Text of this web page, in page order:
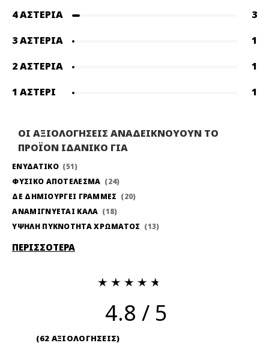
4 ΑΣΤΈΡΙΑ
3
3 ΑΣΤΈΡΙΑ
1
2 ΑΣΤΈΡΙΑ
1
1 ΑΣΤΈΡΙ
1
ΟΙ ΑΞΙΟΛΟΓΗΣΕΙΣ ΑΝΑΔΕΙΚΝΟΥΟΥΝ ΤΟ
ΠΡΟΪΟΝ ΙΔΑΝΙΚΟ ΓΙΑ
ΕΝΥΔΑΤΙΚΟ
51
ΦΥΣΙΚΟ ΑΠΟΤΕΛΕΣΜΑ
24
ΔΕ ΔΗΜΙΟΥΡΓΕΙ ΓΡΑΜΜΕΣ
20
ΑΝΑΜΙΓΝΥΕΤΑΙ ΚΑΛΑ
18
ΥΨΗΛΗ ΠΥΚΝΟΤΗΤΑ ΧΡΩΜΑΤΟΣ
13
ΠΕΡΙΣΣΟΤΕΡΑ
4.8
62 ΑΞΙΟΛΟΓΗΣΕΙΣ